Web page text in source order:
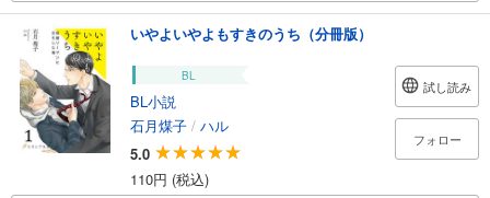
いやよいやよもすきのうち（分冊版）
BL
BL小説
石月煤子 / ハル
5.0
110円 (税込)
試し読み
フォロー